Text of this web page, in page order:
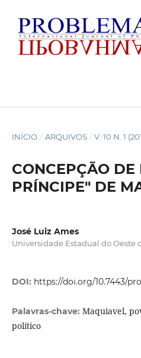
INÍCIO / ARQUIVOS / V. 10 N. 1
CONCEPÇÃO DE
PRÍNCIPE" DE
José Luiz Ames
Universidade Estadual do Oeste
DOI: https://doi.org/10.7443/
Palavras-chave: Maquiavel,
político